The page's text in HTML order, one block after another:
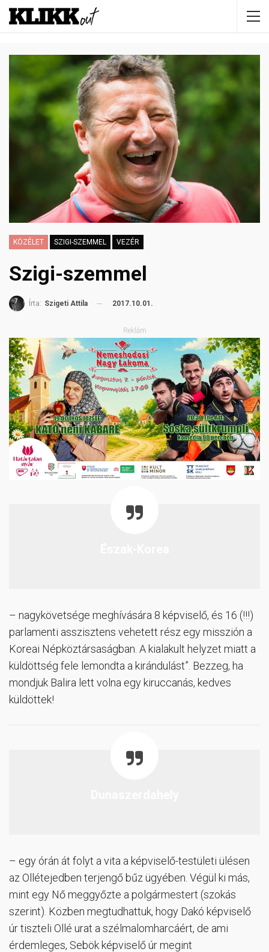
KÖZÉLET SZIGI-SZEMMEL VEZÉR
Szigi-szemmel
Írta: Szigeti Attila 2017.10.01.
Reklám
– nagykövetsége meghívására 8 képviselő, és 16 (!!!)
parlamenti asszisztens vehetett rész egy misszión a
Koreai Népköztársaságban. A kialakult helyzet miatt a
küldöttség fele lemondta a kirándulást”. Bezzeg, ha
mondjuk Balira lett volna egy kiruccanás, kedves
küldöttek!
– egy órán át folyt a vita a képviselő-testületi ülésen
az Ollétejedben terjengő bűz ügyében. Végül ki más,
mint egy Nő meggyőzte a polgármestert (szokás
szerint). Közben megtudhattuk, hogy Dakó képviselő
úr tiszteli Ollé urat a szélmalomharcáért, de ami
érdemleges, Sebök képviselő úr megint